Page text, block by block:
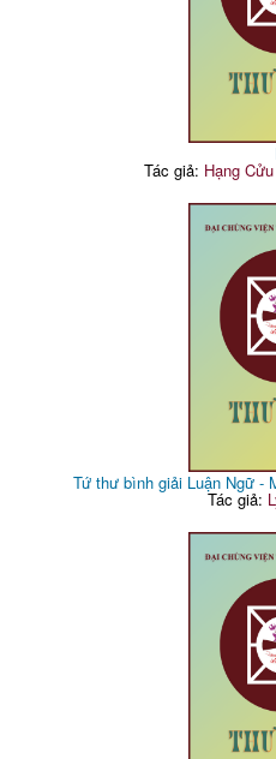
Tác giả: Hạng
Tứ thư bình giải Luận Ngữ -
Tác giả: